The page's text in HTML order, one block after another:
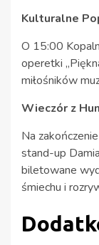
Kulturalne
O 15:00
operetki
miłośników
Wieczór z
Na
stand-up
biletowane
śmiechu i